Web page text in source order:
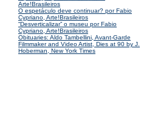
Arte!Brasileiros
O espetáculo deve continuar? por Fabio
Cypriano, Arte!Brasileiros
“Desverticalizar” o museu por Fabio
Cypriano, Arte!Brasileiros
Obituaries: Aldo Tambellini, Avant-Garde
Filmmaker and Video Artist, Dies at 90 by J.
Hoberman, New York Times